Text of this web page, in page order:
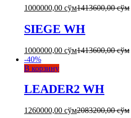
1000000,00 сўм1413600,00сўм
SIEGE WH
1000000,00 сўм1413600,00сўм
-40%
В корзину
LEADER2 WH
1260000,00 сўм2083200,00сўм